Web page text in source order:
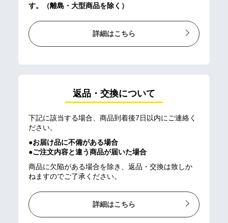
す。（離島・大型商品を除く）
詳細はこちら
返品・交換について
下記に該当する場合、商品到着後7日以内にご連絡く
ださい。
●お届け品に不備がある場合
●ご注文内容と違う商品が届いた場合
商品に欠陥がある場合を除き、返品・交換は致しか
ねますのでご了承ください。
詳細はこちら